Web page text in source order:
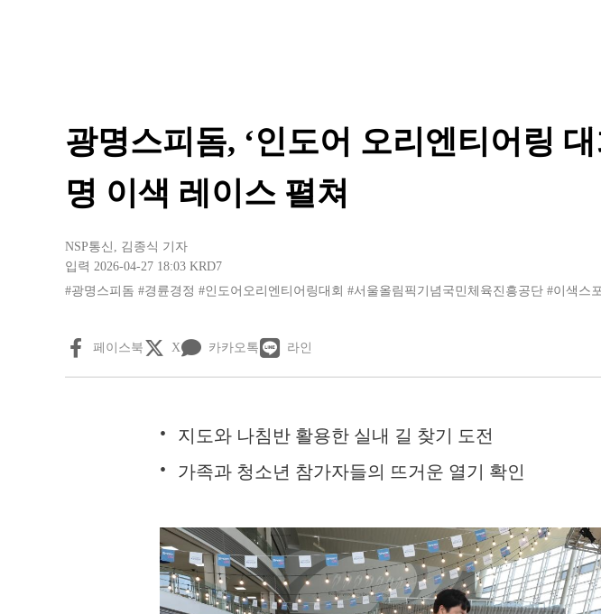
광명스피돔, ‘인도어 오리엔티어링
명 이색 레이스 펼쳐
NSP통신 , 김종식 기자
입력 2026-04-27 18:03 KRD7
#광명스피돔 #경륜경정 #인도어오리엔티어링대회 #서울올림픽기념국민체육진흥공단 #이색스
페이스북 X 카카오톡 라인
지도와 나침반 활용한 실내 길 찾기 도전
가족과 청소년 참가자들의 뜨거운 열기 확인